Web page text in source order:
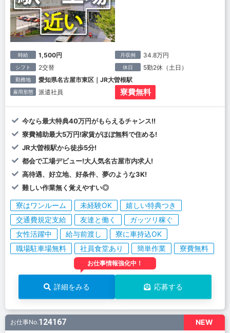
時給 1,500円 月収例 34.8万円
シフト 2交替 休日 5勤2休（土日）
勤務地 愛知県名古屋市東区｜JR大曽根駅
雇用形態 派遣社員 寮費無料
今なら最大特典40万円がもらえるチャンス!!
寮費補助最大5万円!家賃がほぼ無料で住める!
JR大曽根駅から徒歩5分!
都会で工場デビュー!大人気名古屋市内求人!
高待遇、好立地、好条件、夢のような3K!
難しい作業無く覚えやすい◎
寮はワンルーム 未経験OK
嬉しい特典つき
交通費規定支給
友達と働く
ガッツリ稼ぐ
女性活躍中
給与前渡し
寮に車持込OK
職場駐車場無料
社員食堂あり 簡単作業 寮費無料
お仕事情報強化中！
詳細をみる 応募する
NEW
お仕事No.124167